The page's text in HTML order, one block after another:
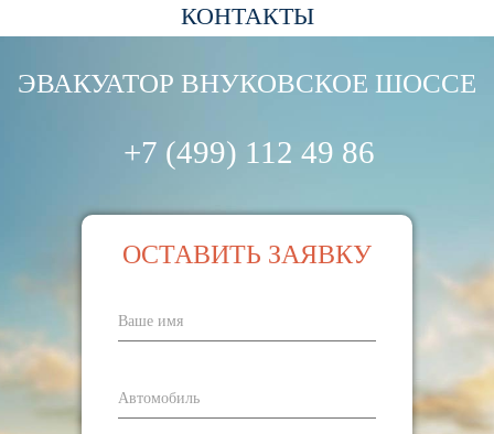
КОНТАКТЫ
ЭВАКУАТОР ВНУКОВСКОЕ ШОССЕ
+7 (499) 112 49 86
ОСТАВИТЬ ЗАЯВКУ